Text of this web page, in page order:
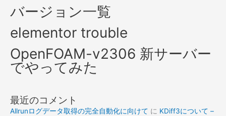
バージョン一覧
elementor trouble
OpenFOAM-v2306 新サーバー
でやってみた
最近のコメント
Allrunログデータ取得の完全自動化に向けて に KDiff3について –